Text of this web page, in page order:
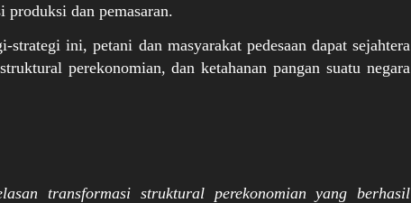
produksi dan pemasaran.
strategi ini, petani dan masyarakat pedesaan dapat sejahtera
perekonomian, dan ketahanan pangan suatu negara
transformasi struktural perekonomian yang berhasil